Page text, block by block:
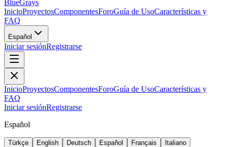
BlueGrays
InicioProyectosComponentesForoGuía de UsoCaracterísticas y
FAQ
Español
Iniciar sesiónRegistrarse
InicioProyectosComponentesForoGuía de UsoCaracterísticas y
FAQ
Iniciar sesiónRegistrarse
Español
Türkçe English Deutsch Español Français Italiano